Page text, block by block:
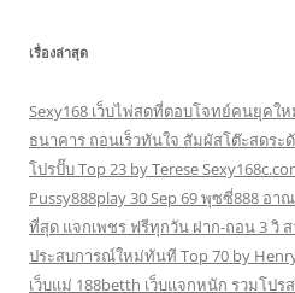
เรื่องล่าสุด
Sexy168 เว็บไพ่สดที่ตอบโจทย์คนยุคใ
ธนาคาร ถอนเร็วทันใจ สัมผัสโต๊ะสดร
โปรปั๊บ Top 23 by Terese
Pussy888play 30 Sep 69 พุซซี่888 อ
ที่สุด แจกเพชร ฟรีทุกวัน ฝาก-ถอน 3 วิ
ประสบการณ์ใหม่ทันที Top 70 by
เว็บแม่ 188betth เว็บแจกหนัก รวมโป